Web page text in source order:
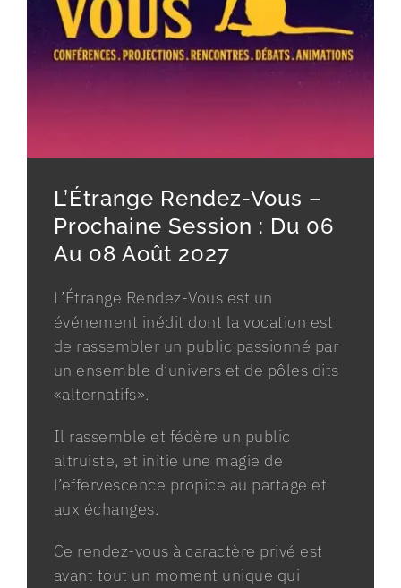
L’Étrange Rendez-Vous –
Prochaine Session : Du 06
Au 08 Août 2027
L’Étrange Rendez-Vous est un
événement inédit dont la vocation est
de rassembler un public passionné par
un ensemble d’univers et de pôles dits
«alternatifs».
Il rassemble et fédère un public
altruiste, et initie une magie de
l’effervescence propice au partage et
aux échanges.
Ce rendez-vous à caractère privé est
avant tout un moment unique qui